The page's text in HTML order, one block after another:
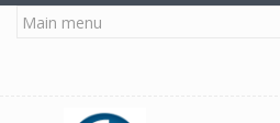
Mergi la conţinutul principal